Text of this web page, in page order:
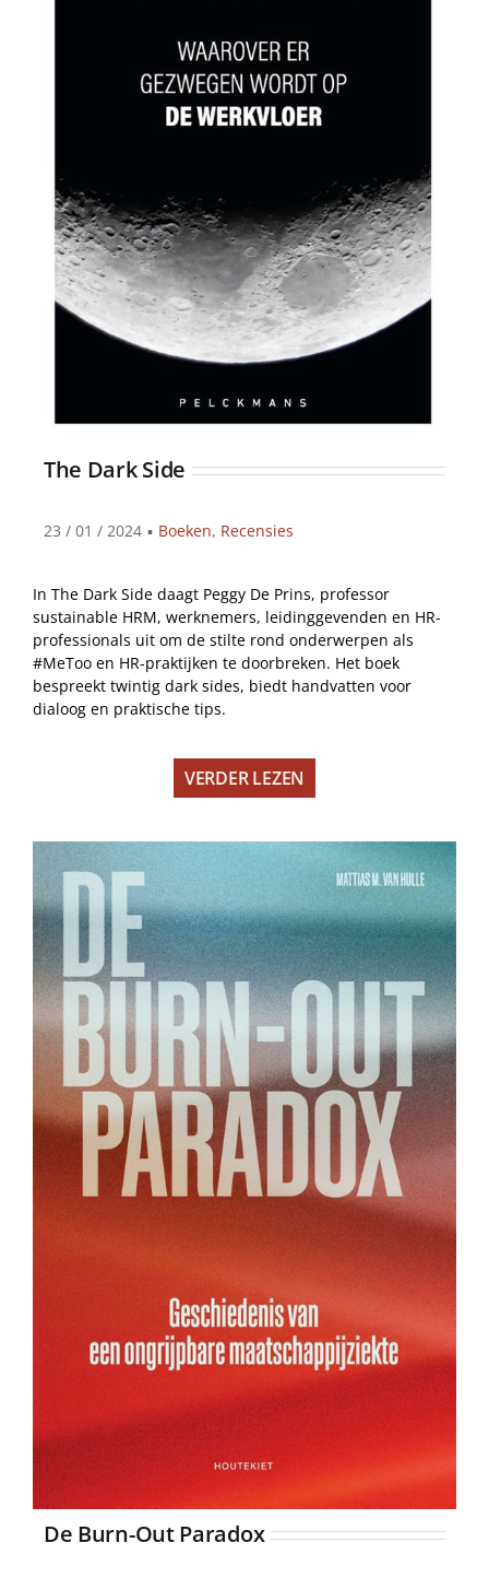
The Dark Side
23 / 01 / 2024 ▪ Boeken, Recensies
In The Dark Side daagt Peggy De Prins, professor
sustainable HRM, werknemers, leidinggevenden en HR-
professionals uit om de stilte rond onderwerpen als
#MeToo en HR-praktijken te doorbreken. Het boek
bespreekt twintig dark sides, biedt handvatten voor
dialoog en praktische tips.
VERDER LEZEN
De Burn-Out Paradox